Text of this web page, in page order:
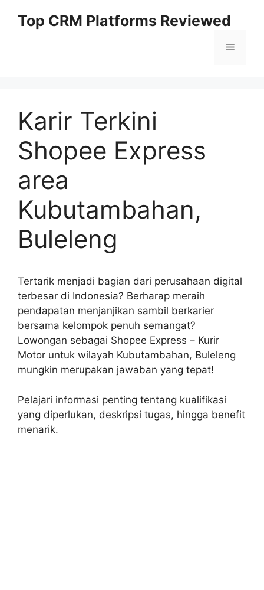
Top CRM Platforms Reviewed
Menu
Karir Terkini
Shopee Express
area
Kubutambahan,
Buleleng
Tertarik menjadi bagian dari perusahaan digital
terbesar di Indonesia? Berharap meraih
pendapatan menjanjikan sambil berkarier
bersama kelompok penuh semangat?
Lowongan sebagai Shopee Express – Kurir
Motor untuk wilayah Kubutambahan, Buleleng
mungkin merupakan jawaban yang tepat!
Pelajari informasi penting tentang kualifikasi
yang diperlukan, deskripsi tugas, hingga benefit
menarik.